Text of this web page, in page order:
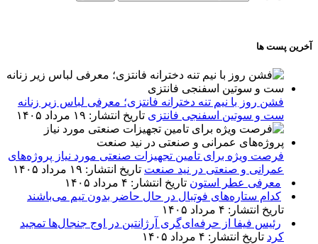
آخرین پست ها
فشن روز با نیم تنه دخترانه فانتزی؛ معرفی لباس زیر زنانه
ست و سوتین اسفنجی فانتزی تاریخ انتشار: ۱۹ مرداد ۱۴۰۵
فرصت ویژه برای تامین تجهیزات صنعتی مورد نیاز پروژه‌های
عمرانی و صنعتی در نید صنعت تاریخ انتشار: ۱۹ مرداد ۱۴۰۵
معرفی عطر استون تاریخ انتشار: ۴ مرداد ۱۴۰۵
کدام ستاره‌های فوتبال در حال حاضر بدون تیم می‌باشند
تاریخ انتشار: ۴ مرداد ۱۴۰۵
رئیس فیفا از حرفه‌ای‌گری آرژانتین در اوج جنجال‌ها تمجید
کرد تاریخ انتشار: ۴ مرداد ۱۴۰۵